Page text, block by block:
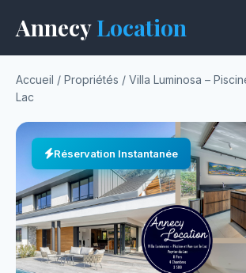
AnnecyLocation
Accueil / Propriétés / Villa Luminosa –
Lac
Réservation Instantanée